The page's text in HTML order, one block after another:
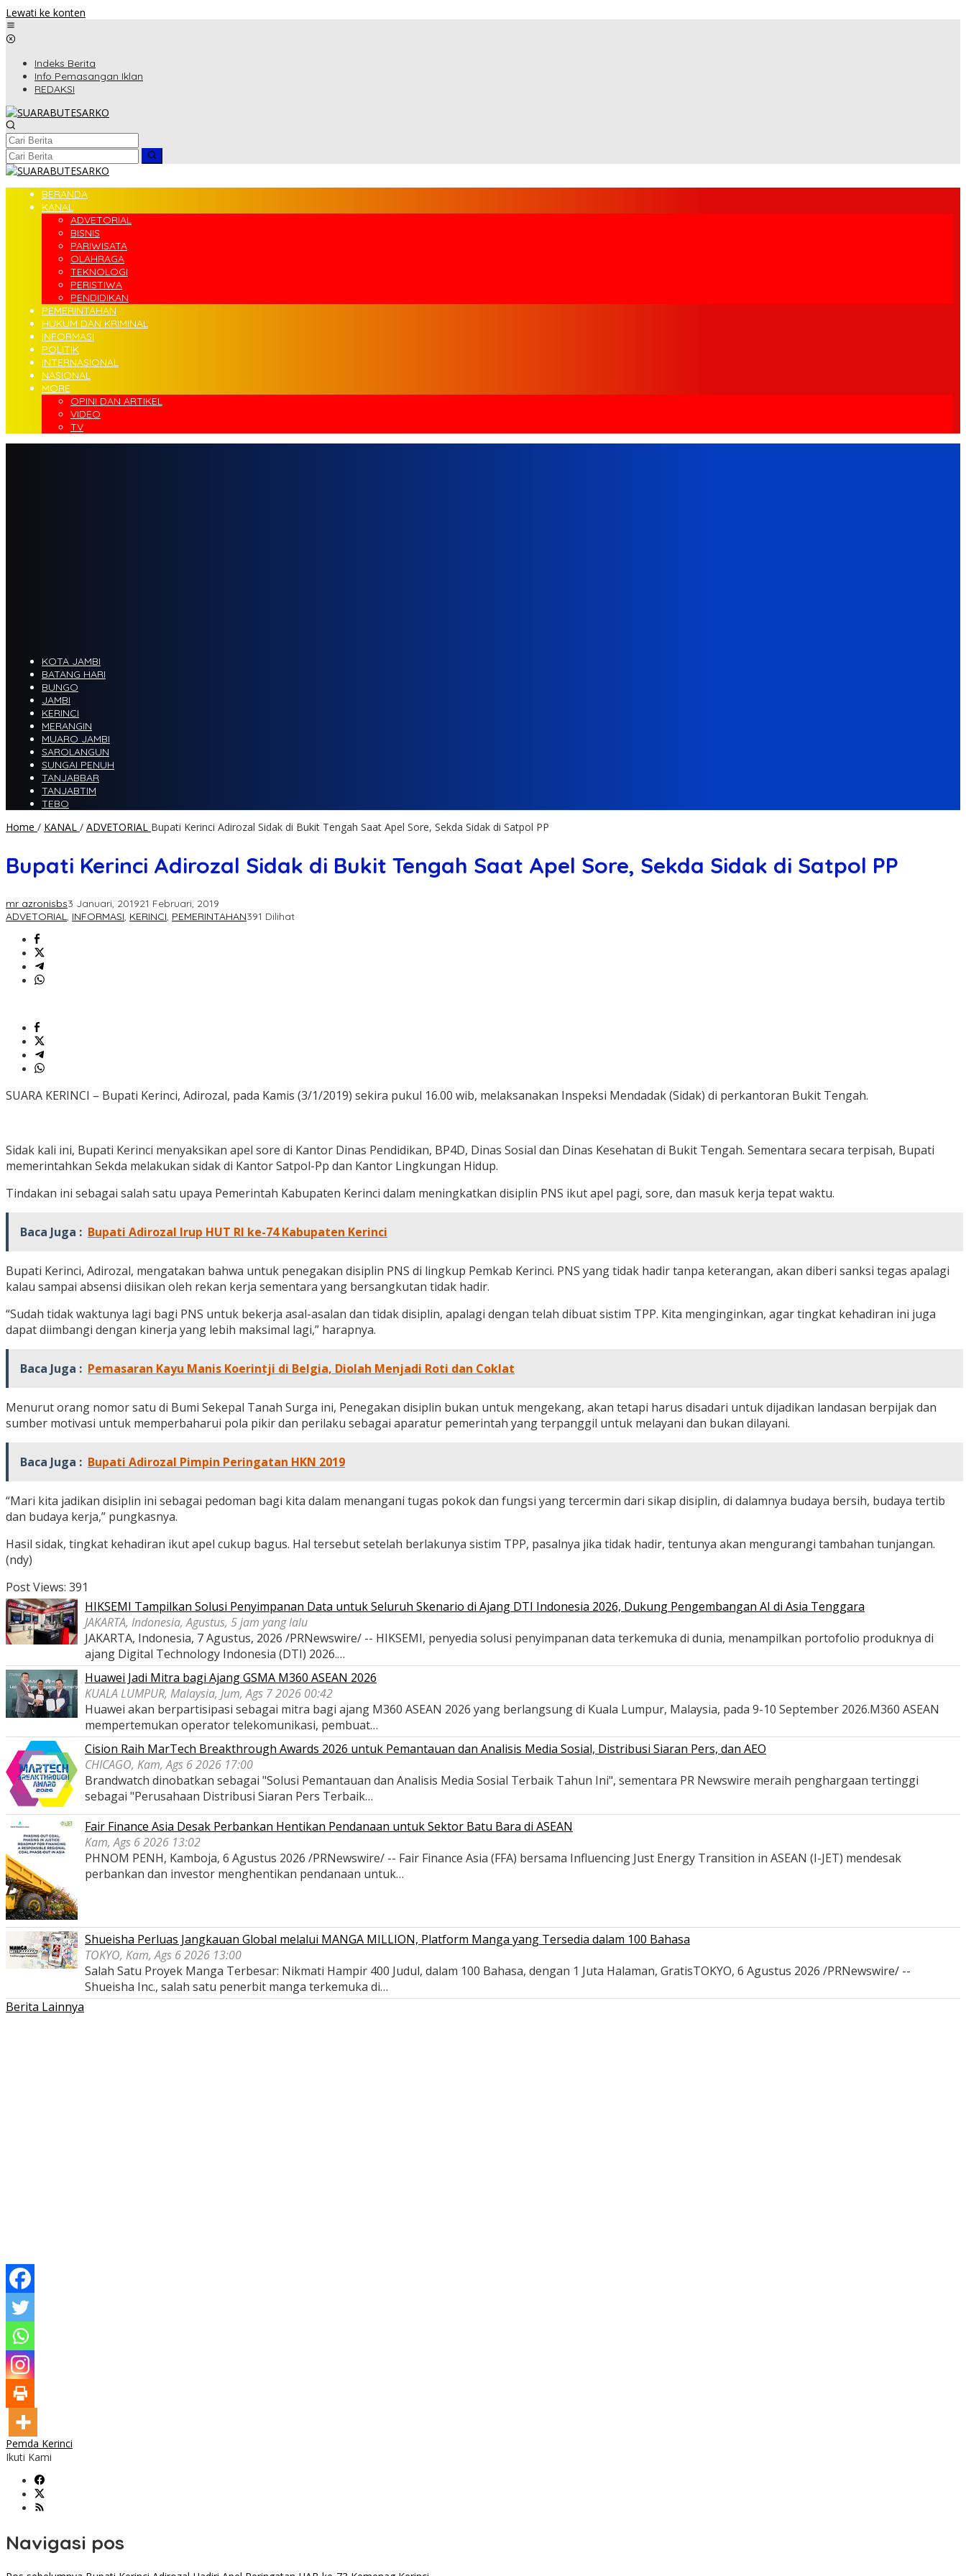
Lewati ke konten
Indeks Berita
Info Pemasangan Iklan
REDAKSI
BERANDA
KANAL
ADVETORIAL
BISNIS
PARIWISATA
OLAHRAGA
TEKNOLOGI
PERISTIWA
PENDIDIKAN
PEMERINTAHAN
HUKUM DAN KRIMINAL
INFORMASI
POLITIK
INTERNASIONAL
NASIONAL
MORE
OPINI DAN ARTIKEL
VIDEO
TV
KOTA JAMBI
BATANG HARI
BUNGO
JAMBI
KERINCI
MERANGIN
MUARO JAMBI
SAROLANGUN
SUNGAI PENUH
TANJABBAR
TANJABTIM
TEBO
Home / KANAL / ADVETORIAL Bupati Kerinci Adirozal Sidak di Bukit Tengah Saat Apel Sore, Sekda Sidak di Satpol PP
Bupati Kerinci Adirozal Sidak di Bukit Tengah Saat Apel Sore, Sekda Sidak di Satpol PP
mr azronisbs3 Januari, 201921 Februari, 2019
ADVETORIAL, INFORMASI, KERINCI, PEMERINTAHAN391 Dilihat
SUARA KERINCI – Bupati Kerinci, Adirozal, pada Kamis (3/1/2019) sekira pukul 16.00 wib, melaksanakan Inspeksi Mendadak (Sidak) di perkantoran Bukit Tengah.
Sidak kali ini, Bupati Kerinci menyaksikan apel sore di Kantor Dinas Pendidikan, BP4D, Dinas Sosial dan Dinas Kesehatan di Bukit Tengah. Sementara secara terpisah, Bupati
memerintahkan Sekda melakukan sidak di Kantor Satpol-Pp dan Kantor Lingkungan Hidup.
Tindakan ini sebagai salah satu upaya Pemerintah Kabupaten Kerinci dalam meningkatkan disiplin PNS ikut apel pagi, sore, dan masuk kerja tepat waktu.
Baca Juga : Bupati Adirozal Irup HUT RI ke-74 Kabupaten Kerinci
Bupati Kerinci, Adirozal, mengatakan bahwa untuk penegakan disiplin PNS di lingkup Pemkab Kerinci. PNS yang tidak hadir tanpa keterangan, akan diberi sanksi tegas apalagi
kalau sampai absensi diisikan oleh rekan kerja sementara yang bersangkutan tidak hadir.
“Sudah tidak waktunya lagi bagi PNS untuk bekerja asal-asalan dan tidak disiplin, apalagi dengan telah dibuat sistim TPP. Kita menginginkan, agar tingkat kehadiran ini juga
dapat diimbangi dengan kinerja yang lebih maksimal lagi,” harapnya.
Baca Juga : Pemasaran Kayu Manis Koerintji di Belgia, Diolah Menjadi Roti dan Coklat
Menurut orang nomor satu di Bumi Sekepal Tanah Surga ini, Penegakan disiplin bukan untuk mengekang, akan tetapi harus disadari untuk dijadikan landasan berpijak dan
sumber motivasi untuk memperbaharui pola pikir dan perilaku sebagai aparatur pemerintah yang terpanggil untuk melayani dan bukan dilayani.
Baca Juga : Bupati Adirozal Pimpin Peringatan HKN 2019
“Mari kita jadikan disiplin ini sebagai pedoman bagi kita dalam menangani tugas pokok dan fungsi yang tercermin dari sikap disiplin, di dalamnya budaya bersih, budaya tertib
dan budaya kerja,” pungkasnya.
Hasil sidak, tingkat kehadiran ikut apel cukup bagus. Hal tersebut setelah berlakunya sistim TPP, pasalnya jika tidak hadir, tentunya akan mengurangi tambahan tunjangan.
(ndy)
Post Views: 391
HIKSEMI Tampilkan Solusi Penyimpanan Data untuk Seluruh Skenario di Ajang DTI Indonesia 2026, Dukung Pengembangan AI di Asia Tenggara
JAKARTA, Indonesia, Agustus, 5 jam yang lalu
JAKARTA, Indonesia, 7 Agustus, 2026 /PRNewswire/ -- HIKSEMI, penyedia solusi penyimpanan data terkemuka di dunia, menampilkan portofolio produknya di
ajang Digital Technology Indonesia (DTI) 2026.…
Huawei Jadi Mitra bagi Ajang GSMA M360 ASEAN 2026
KUALA LUMPUR, Malaysia, Jum, Ags 7 2026 00:42
Huawei akan berpartisipasi sebagai mitra bagi ajang M360 ASEAN 2026 yang berlangsung di Kuala Lumpur, Malaysia, pada 9-10 September 2026.M360 ASEAN
mempertemukan operator telekomunikasi, pembuat…
Cision Raih MarTech Breakthrough Awards 2026 untuk Pemantauan dan Analisis Media Sosial, Distribusi Siaran Pers, dan AEO
CHICAGO, Kam, Ags 6 2026 17:00
Brandwatch dinobatkan sebagai "Solusi Pemantauan dan Analisis Media Sosial Terbaik Tahun Ini", sementara PR Newswire meraih penghargaan tertinggi
sebagai "Perusahaan Distribusi Siaran Pers Terbaik…
Fair Finance Asia Desak Perbankan Hentikan Pendanaan untuk Sektor Batu Bara di ASEAN
Kam, Ags 6 2026 13:02
PHNOM PENH, Kamboja, 6 Agustus 2026 /PRNewswire/ -- Fair Finance Asia (FFA) bersama Influencing Just Energy Transition in ASEAN (I-JET) mendesak
perbankan dan investor menghentikan pendanaan untuk…
Shueisha Perluas Jangkauan Global melalui MANGA MILLION, Platform Manga yang Tersedia dalam 100 Bahasa
TOKYO, Kam, Ags 6 2026 13:00
Salah Satu Proyek Manga Terbesar: Nikmati Hampir 400 Judul, dalam 100 Bahasa, dengan 1 Juta Halaman, GratisTOKYO, 6 Agustus 2026 /PRNewswire/ --
Shueisha Inc., salah satu penerbit manga terkemuka di…
Berita Lainnya
Pemda Kerinci
Ikuti Kami
Navigasi pos